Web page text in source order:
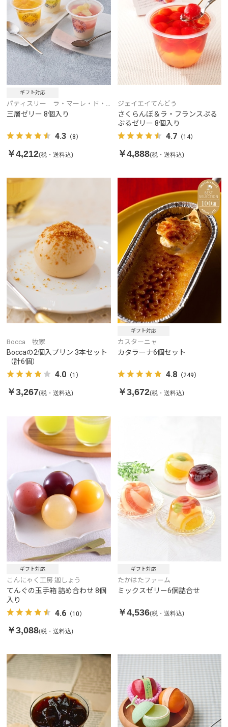
ギフト対応
パティスリー ラ・マーレ・ド・
チャヤ
三層ゼリー 8個入り
4.3 （8）
￥4,212(税・送料込)
ジェイエイてんどう
さくらんぼ＆ラ・フランスぷる
ぷるゼリー 8個入り
4.7 （14）
￥4,888(税・送料込)
Bocca 牧家
Boccaの2個入プリン 3本セット
（計6個）
4.0 （1）
￥3,267(税・送料込)
ギフト対応
カスターニャ
カタラーナ6個セット
4.8（249）
￥3,672(税・送料込)
ギフト対応
こんにゃく工房 迦しょう
てんぐの玉手箱 詰め合わせ 8個
入り
4.6 （10）
￥3,088(税・送料込)
ギフト対応
たかはたファーム
ミックスゼリー6個詰合せ
￥4,536(税・送料込)